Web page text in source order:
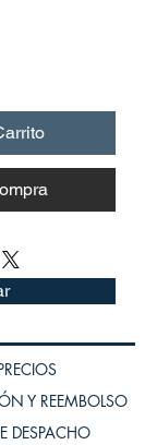
Y REEMBOLSO
DESPACHO